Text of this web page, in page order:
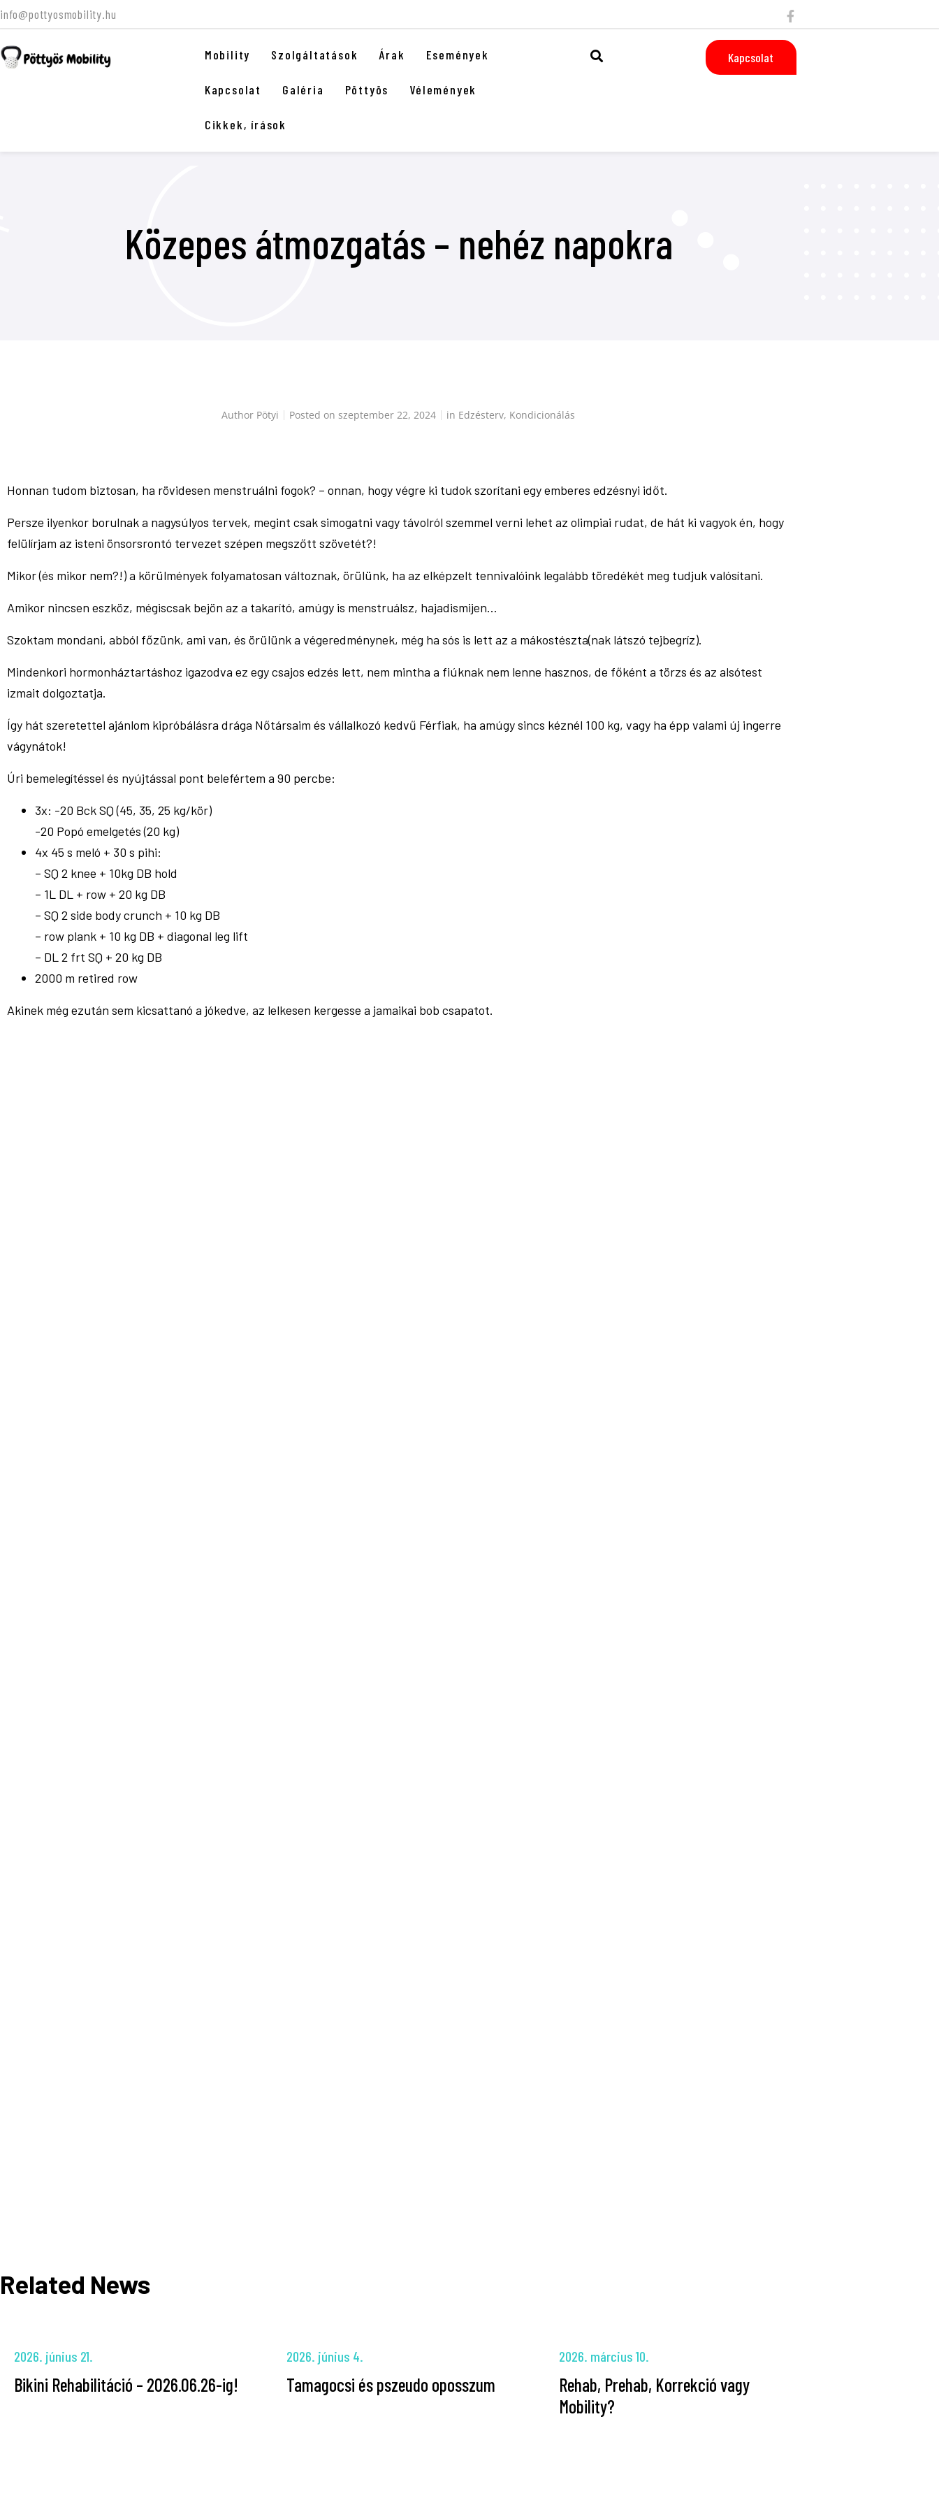
info@pottyosmobility.hu
Mobility Szolgáltatások Árak Események
Kapcsolat Galéria Pöttyös Vélemények
Cikkek, írások
Kapcsolat
Közepes átmozgatás – nehéz napokra
Author Pötyi Posted on szeptember 22, 2024 in Edzésterv, Kondicionálás
Honnan tudom biztosan, ha rövidesen menstruálni fogok? – onnan, hogy végre ki tudok szorítani egy emberes edzésnyi időt.
Persze ilyenkor borulnak a nagysúlyos tervek, megint csak simogatni vagy távolról szemmel verni lehet az olimpiai rudat, de hát ki vagyok én, hogy
felülírjam az isteni önsorsrontó tervezet szépen megszőtt szövetét?!
Mikor (és mikor nem?!) a körülmények folyamatosan változnak, örülünk, ha az elképzelt tennivalóink legalább töredékét meg tudjuk valósítani.
Amikor nincsen eszköz, mégiscsak bejön az a takarító, amúgy is menstruálsz, hajadismijen…
Szoktam mondani, abból főzünk, ami van, és örülünk a végeredménynek, még ha sós is lett az a mákostészta(nak látszó tejbegríz).
Mindenkori hormonháztartáshoz igazodva ez egy csajos edzés lett, nem mintha a fiúknak nem lenne hasznos, de főként a törzs és az alsótest
izmait dolgoztatja.
Így hát szeretettel ajánlom kipróbálásra drága Nőtársaim és vállalkozó kedvű Férfiak, ha amúgy sincs kéznél 100 kg, vagy ha épp valami új ingerre
vágynátok!
Úri bemelegítéssel és nyújtással pont belefértem a 90 percbe:
3x: -20 Bck SQ (45, 35, 25 kg/kör)
-20 Popó emelgetés (20 kg)
4x 45 s meló + 30 s pihi:
– SQ 2 knee + 10kg DB hold
– 1L DL + row + 20 kg DB
– SQ 2 side body crunch + 10 kg DB
– row plank + 10 kg DB + diagonal leg lift
– DL 2 frt SQ + 20 kg DB
2000 m retired row
Akinek még ezután sem kicsattanó a jókedve, az lelkesen kergesse a jamaikai bob csapatot.
Related News
2026. június 21.
Bikini Rehabilitáció – 2026.06.26-ig!
2026. június 4.
Tamagocsi és pszeudo oposszum
2026. március 10.
Rehab, Prehab, Korrekció vagy
Mobility?